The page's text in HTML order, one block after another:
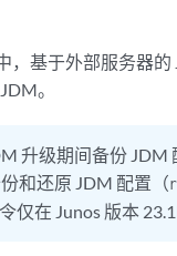
，基于外部服务器
。
升级期间备份 JDM
和还原 JDM 配置（
仅在 Junos 版本